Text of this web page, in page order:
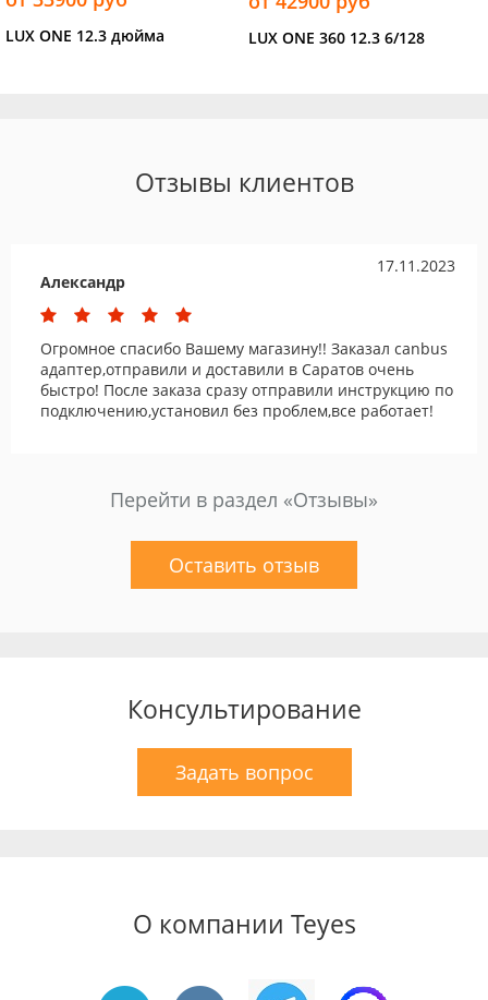
LUX ONE 12.3 дюйма LUX ONE 360 12.3 6/128
Отзывы клиентов
17.11.2023
Александр
Огромное спасибо Вашему магазину!! Заказал canbus
адаптер,отправили и доставили в Саратов очень
быстро! После заказа сразу отправили инструкцию по
подключению,установил без проблем,все работает!
Перейти в раздел «Отзывы»
Оставить отзыв
Консультирование
Задать вопрос
О компании Teyes